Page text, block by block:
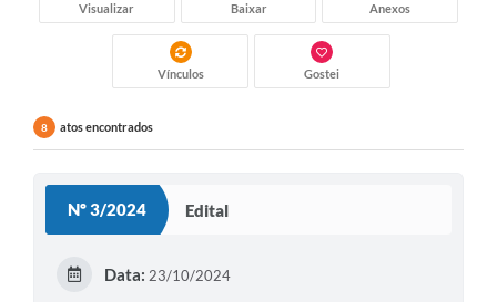
Visualizar Baixar Anexos
Vínculos Gostei
8 atos encontrados
Nº 3/2024 Edital
Data: 23/10/2024